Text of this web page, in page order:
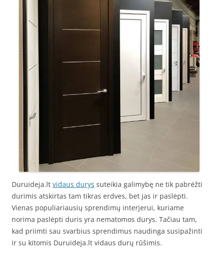
Duruideja.lt vidaus durys suteikia galimybę ne tik pabrėžti
durimis atskirtas tam tikras erdves, bet jas ir paslėpti.
Vienas populiariausių sprendimų interjerui, kuriame
norima paslėpti duris yra nematomos durys. Tačiau tam,
kad priimti sau svarbius sprendimus naudinga susipažinti
ir su kitomis Duruideja.lt vidaus durų rūšimis.